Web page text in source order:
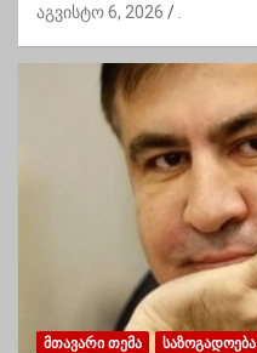
აგვისტო 6, 2026
ᲛᲗᲐᲕᲐᲠᲘ ᲗᲔᲛᲐ ᲡᲐᲖᲝᲒᲐᲓᲝᲔᲑᲐ